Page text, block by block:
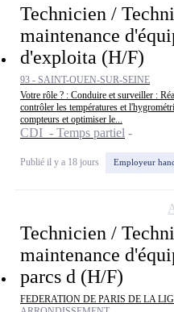
Technicien /
maintenance
d'exploita (H/F)
93 - SAINT-OUEN-SUR-SEINE
Votre rôle ? : Conduire et surveiller :
contrôler les températures et
compteurs et optimiser le...
CDI - Temps partiel
Publié il y a 18 jours Employeur
Technicien /
maintenance
parcs d (H/F)
FEDERATION DE PARIS DE LA